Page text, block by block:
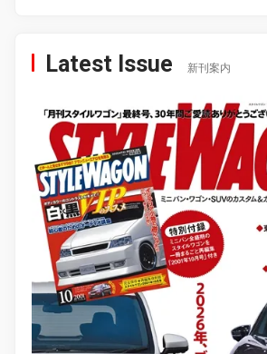
Latest Issue 新刊案内